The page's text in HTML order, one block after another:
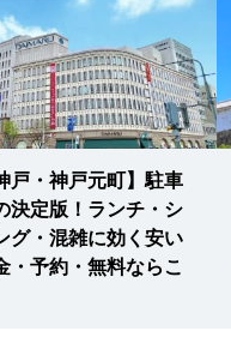
戸・神戸元町】駐車
決定版！ランチ・シ
グ・混雑に効く安い
・予約・無料ならこ